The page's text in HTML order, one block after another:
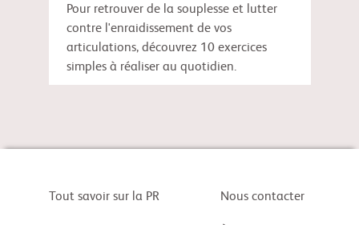
Pour retrouver de la souplesse et lutter
contre l'enraidissement de vos
articulations, découvrez 10 exercices
simples à réaliser au quotidien.
Tout savoir sur la PR Nous contacter